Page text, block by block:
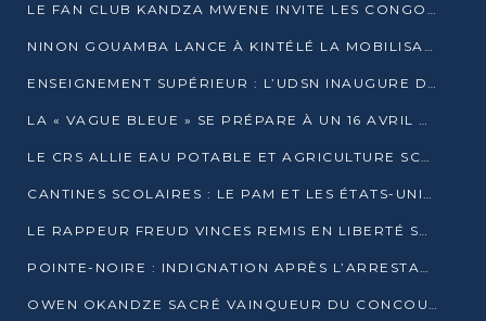
LE FAN CLUB KANDZA MWENE INVITE LES CONGOLAIS À UNE FORTE AFFLUENCE AU STADE DE KINTÉLÉ
NINON GOUAMBA LANCE À KINTÉLÉ LA MOBILISATION POUR L’INVESTITURE DR DSN
ENSEIGNEMENT SUPÉRIEUR : L’UDSN INAUGURE DES LABORATOIRES POUR BOOSTER LA FORMATION PRATIQUE
LA « VAGUE BLEUE » SE PRÉPARE À UN 16 AVRIL HISTORIQUE
LE CRS ALLIE EAU POTABLE ET AGRICULTURE SCOLAIRE AU CŒUR DE LA TRANSFORMATION DES ÉCOLES RURALES
CANTINES SCOLAIRES : LE PAM ET LES ÉTATS-UNIS AU CONTACT DES ÉCOLIERS DE KINKALA
LE RAPPEUR FREUD VINCES REMIS EN LIBERTÉ SOUS PRESSION MÉDIATIQUE
POINTE-NOIRE : INDIGNATION APRÈS L’ARRESTATION DU RAPPEUR FREUD VINCES
OWEN OKANDZE SACRÉ VAINQUEUR DU CONCOURS SLAM POUR LA VIE